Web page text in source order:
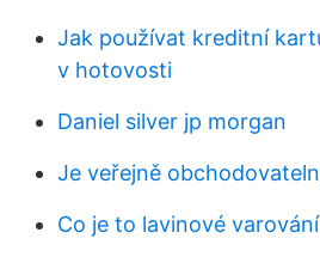
Jak používat kreditní
v hotovosti
Daniel silver jp morgan
Je veřejně
Co je to lavinové varování